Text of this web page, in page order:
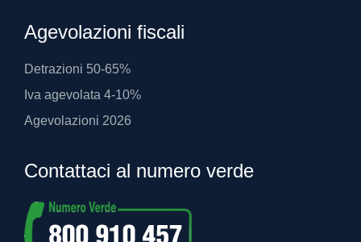
Agevolazioni fiscali
Detrazioni 50-65%
Iva agevolata 4-10%
Agevolazioni 2026
Contattaci al numero verde